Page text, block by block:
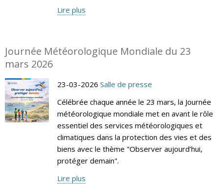
Lire plus
Journée Météorologique Mondiale du 23
mars 2026
23-03-2026 Salle de presse
Célébrée chaque année le 23 mars, la Journée
météorologique mondiale met en avant le rôle
essentiel des services météorologiques et
climatiques dans la protection des vies et des
biens avec le thème "Observer aujourd’hui,
protéger demain".
Lire plus